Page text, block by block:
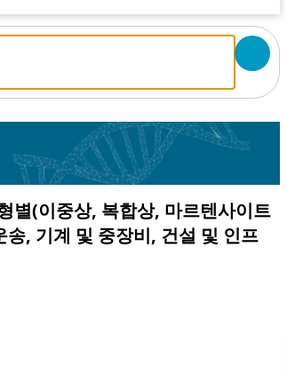
별(이중상, 복합상, 마르텐사이트
, 기계 및 중장비, 건설 및 인프